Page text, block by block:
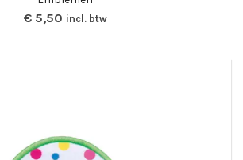
€5,50 incl. btw